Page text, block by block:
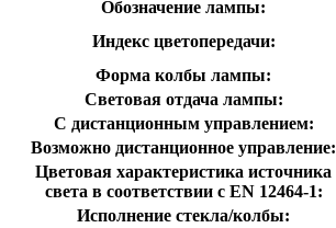
Обозначение лампы:
Индекс цветопередачи:
Форма колбы лампы:
Световая отдача лампы:
С дистанционным управлением:
Возможно дистанционное управление:
Цветовая характеристика источника
света в соответствии с EN 12464-1:
Исполнение стекла/колбы: